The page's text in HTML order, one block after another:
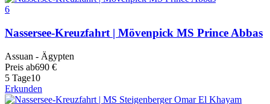
6
Nassersee-Kreuzfahrt | Mövenpick MS Prince Abbas
Assuan - Ägypten
Preis ab690 €
5 Tage10
Erkunden